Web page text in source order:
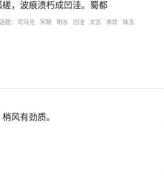
，波痕渍朽成凹洼。蜀都
题： 司马光 宋朝 明水 凹洼 太古 承欢 珠玉
风有劲质。